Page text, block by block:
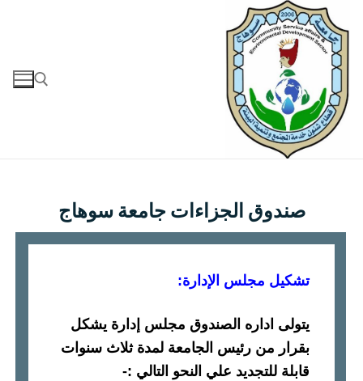
صندوق الجزاءات جامعة سوهاج
تشكيل مجلس الإدارة :
يتولى اداره الصندوق مجلس إدارة يشكل
بقرار من رئيس الجامعة لمدة ثلاث سنوات
قابلة للتجديد علي النحو التالي :-